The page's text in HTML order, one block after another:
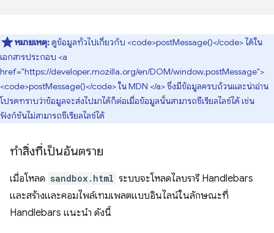
หมายเหตุ:ดูข้อมูลทั่วไปเกี่ยวกับ <code>postMessage()</code> ได้ใน
เอกสารประกอบ <a
href="https://developer.mozilla.org/en/DOM/window.postMessage">
<code>postMessage()</code> ใน MDN </a> ซึ่งมีข้อมูลครบถ้วนและน่าอ่าน
โปรดทราบว่าข้อมูลจะส่งไปมาได้ก็ต่อเมื่อข้อมูลนั้นสามารถซีเรียลไลซ์ได้ เช่น
ฟังก์ชันไม่สามารถซีเรียลไลซ์ได้
ทำสิ่งที่เป็นอันตราย
เมื่อโหลด sandbox.html ระบบจะโหลดไลบรารี Handlebars
และสร้างและคอมไพล์เทมเพลตแบบอินไลน์ในลักษณะที่
Handlebars แนะนำ ดังนี้